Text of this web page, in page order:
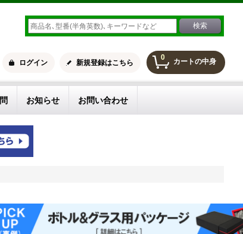
0 カートの中身
ログイン 新規登録はこちら
お知らせ お問い合わせ